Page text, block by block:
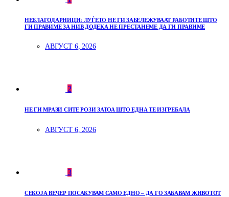
НЕБЛАГОДАРНИЦИ: ЛУЃЕТО НЕ ГИ ЗАБЕЛЕЖУВААТ РАБОТИТЕ ШТО
ГИ ПРАВИМЕ ЗА НИВ ДОДЕКА НЕ ПРЕСТАНЕМЕ ДА ГИ ПРАВИМЕ
АВГУСТ 6, 2026
2
НЕ ГИ МРАЗИ СИТЕ РОЗИ ЗАТОА ШТО ЕДНА ТЕ ИЗГРЕБАЛА
АВГУСТ 6, 2026
3
СЕКОЈА ВЕЧЕР ПОСАКУВАМ САМО ЕДНО – ДА ГО ЗАБАВАМ ЖИВОТОТ